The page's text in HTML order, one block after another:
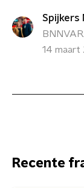
Spijkers
14 maart
Recente